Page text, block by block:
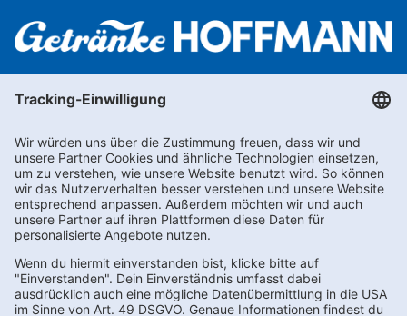
Newsletter abonnieren
Kontakt
FAQs
Karriere